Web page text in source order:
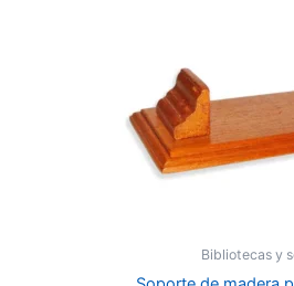
Bibliotecas y